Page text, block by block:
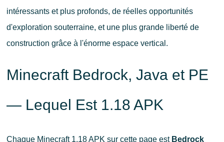
intéressants et plus profonds, de réelles opportunités
d'exploration souterraine, et une plus grande liberté de
construction grâce à l'énorme espace vertical.
Minecraft Bedrock, Java et PE
— Lequel Est 1.18 APK
Chaque Minecraft 1.18 APK sur cette page est Bedrock